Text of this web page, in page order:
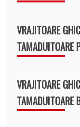
VRAJITOARE
TAMADUITOARE
VRAJITOARE
TAMADUITOARE